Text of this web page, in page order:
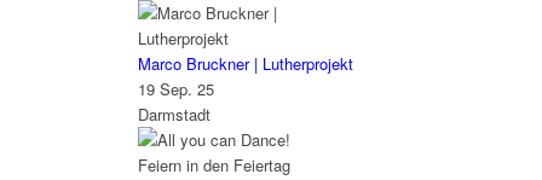
Marco Bruckner | Lutherprojekt
19 Sep. 25
Darmstadt